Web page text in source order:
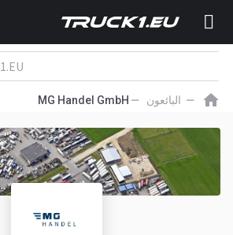
البائعون MG Handel GmbH